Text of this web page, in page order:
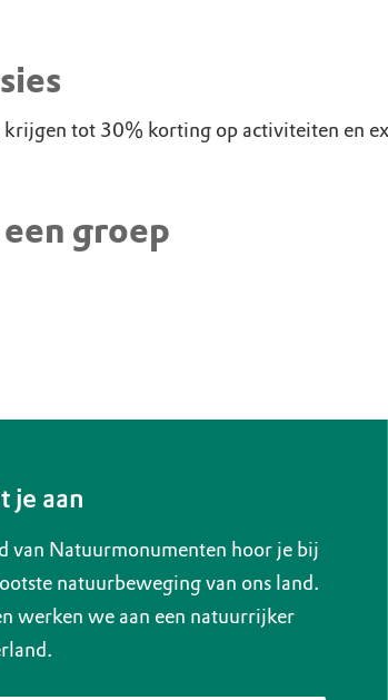
tot 30% korting op activiteiten en
groep
je aan
van Natuurmonumenten hoor je bij
natuurbeweging van ons land.
werken we aan een natuurrijker